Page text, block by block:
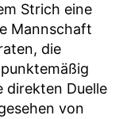
Strich eine
Mannschaft
die
direkten Duelle
von